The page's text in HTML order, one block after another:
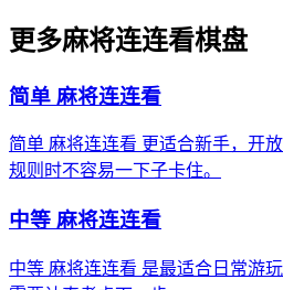
更多麻将连连看棋盘
简单 麻将连连看
简单 麻将连连看 更适合新手，开
规则时不容易一下子卡住。
中等 麻将连连看
中等 麻将连连看 是最适合日常游